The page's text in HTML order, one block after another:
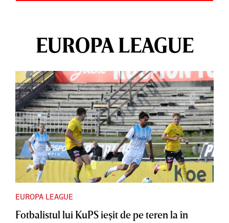
EUROPA LEAGUE
EUROPA LEAGUE
Fotbalistul lui KuPS ieşit de pe teren la în